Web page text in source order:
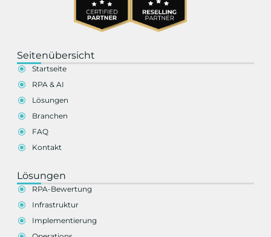
Seitenübersicht
Startseite
RPA & AI
Lösungen
Branchen
FAQ
Kontakt
Lösungen
RPA-Bewertung
Infrastruktur
Implementierung